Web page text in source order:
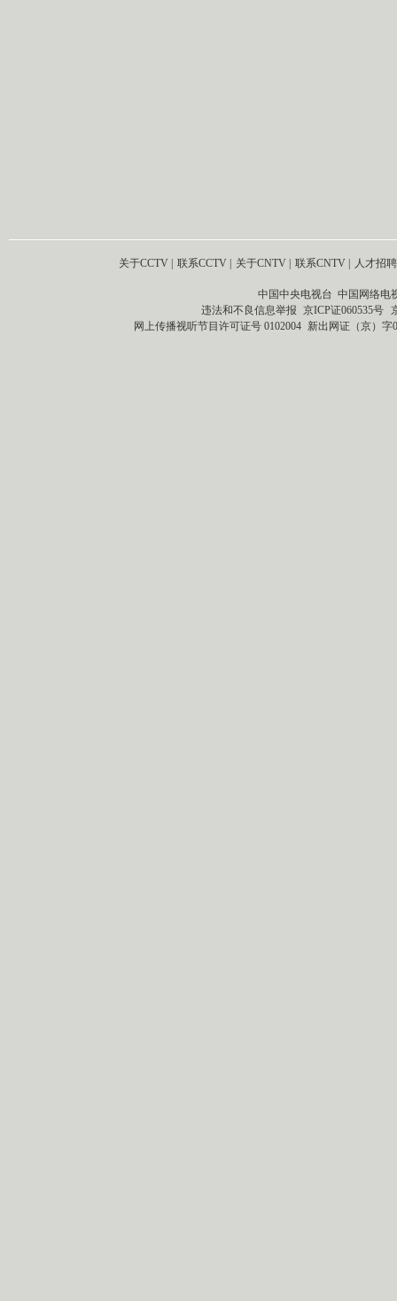
关于CCTV | 联系CCTV | 关于CNTV | 联系CNTV | 人才招聘
中国中央电视台 中国网络电
违法和不良信息举报 京ICP证060535号
网上传播视听节目许可证号 0102004 新出网证（京）